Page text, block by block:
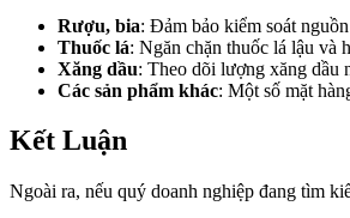
Rượu, bia: Đảm bảo kiểm soát
Thuốc lá: Ngăn chặn thuốc lá lậu và
Xăng dầu: Theo dõi lượng xăng dầu
Các sản phẩm khác: Một số mặt
Kết Luận
Ngoài ra, nếu quý doanh nghiệp đang tìm